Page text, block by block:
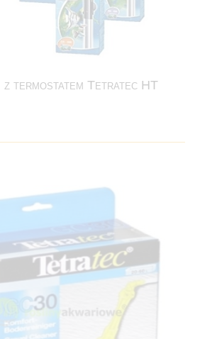
z termostatem Tetratec HT